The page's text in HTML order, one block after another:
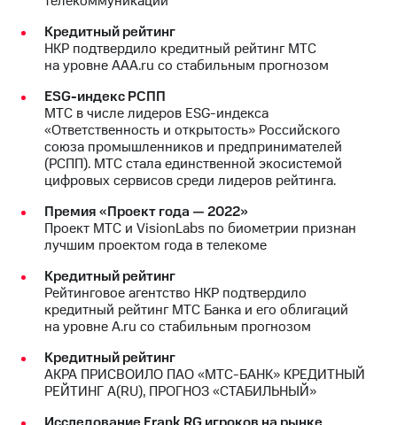
МТС
о технологиях
Интервью
Финансовая
отчетность
Новости
в
и акционерам
Корпоративное
управление
Корпоративный
секретарь
Раскрытие
информации
Кредитный рейтинг
НКР подтвердило кредитный рейтинг МТС
на уровне AAA.ru со стабильным прогнозом
ESG-индекс РСПП
МТС в числе лидеров ESG-индекса
«Ответственность и открытость» Российского
союза промышленников и предпринимателей
(РСПП). МТС стала единственной экосистемой
цифровых сервисов среди лидеров рейтинга.
Премия «Проект года — 2022»
Проект МТС и VisionLabs по биометрии признан
лучшим проектом года в телекоме
Кредитный рейтинг
Рейтинговое агентство НКР подтвердило
кредитный рейтинг МТС Банка и его облигаций
на уровне A.ru со стабильным прогнозом
Кредитный рейтинг
АКРА ПРИСВОИЛО ПАО «МТС-БАНК» КРЕДИТНЫЙ
РЕЙТИНГ А(RU), ПРОГНОЗ «СТАБИЛЬНЫЙ»